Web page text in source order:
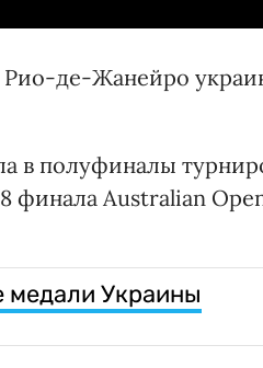
де-Жанейро
в полуфиналы
финала Australian
медали Украины